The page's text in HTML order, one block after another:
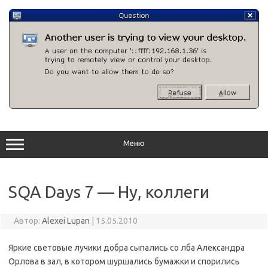
содержимому
Меню
SQA Days 7 — Ну, коллеги
Автор: Alexei Lupan 15.05.2010
Яркие световые лучики добра сыпались со лба Александра
Орлова в зал, в котором шуршались бумажки и спорились